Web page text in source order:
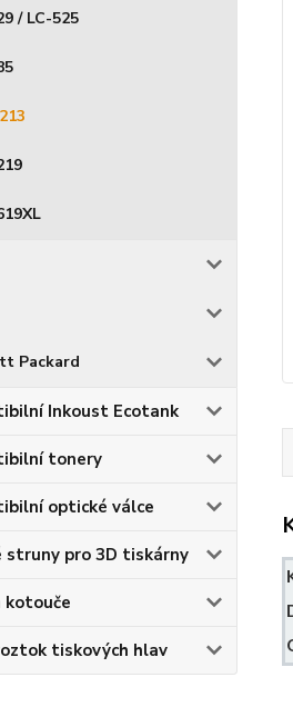
/ LC-525
Packard
Inkoust Ecotank
tonery
optické válce
struny pro 3D tiskárny
kotouče
tiskových hlav